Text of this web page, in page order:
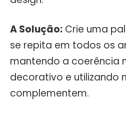
A Solução: Crie uma
se repita em todos os
mantendo a coerência
decorativo e utilizando
complementem.